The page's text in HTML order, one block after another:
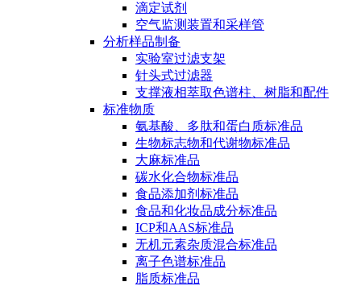
滴定试剂
空气监测装置和采样管
分析样品制备
实验室过滤支架
针头式过滤器
支撑液相萃取色谱柱、树脂和配件
标准物质
氨基酸、多肽和蛋白质标准品
生物标志物和代谢物标准品
大麻标准品
碳水化合物标准品
食品添加剂标准品
食品和化妆品成分标准品
ICP和AAS标准品
无机元素杂质混合标准品
离子色谱标准品
脂质标准品